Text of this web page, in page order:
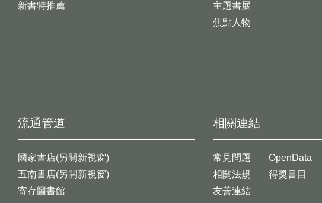
新書特推薦
主題書展
焦點人物
流通管道
國家書店(另開新視窗)
五南書店(另開新視窗)
寄存圖書館
相關連結
常見問題
相關法規
友善連結
OpenData
得獎書目